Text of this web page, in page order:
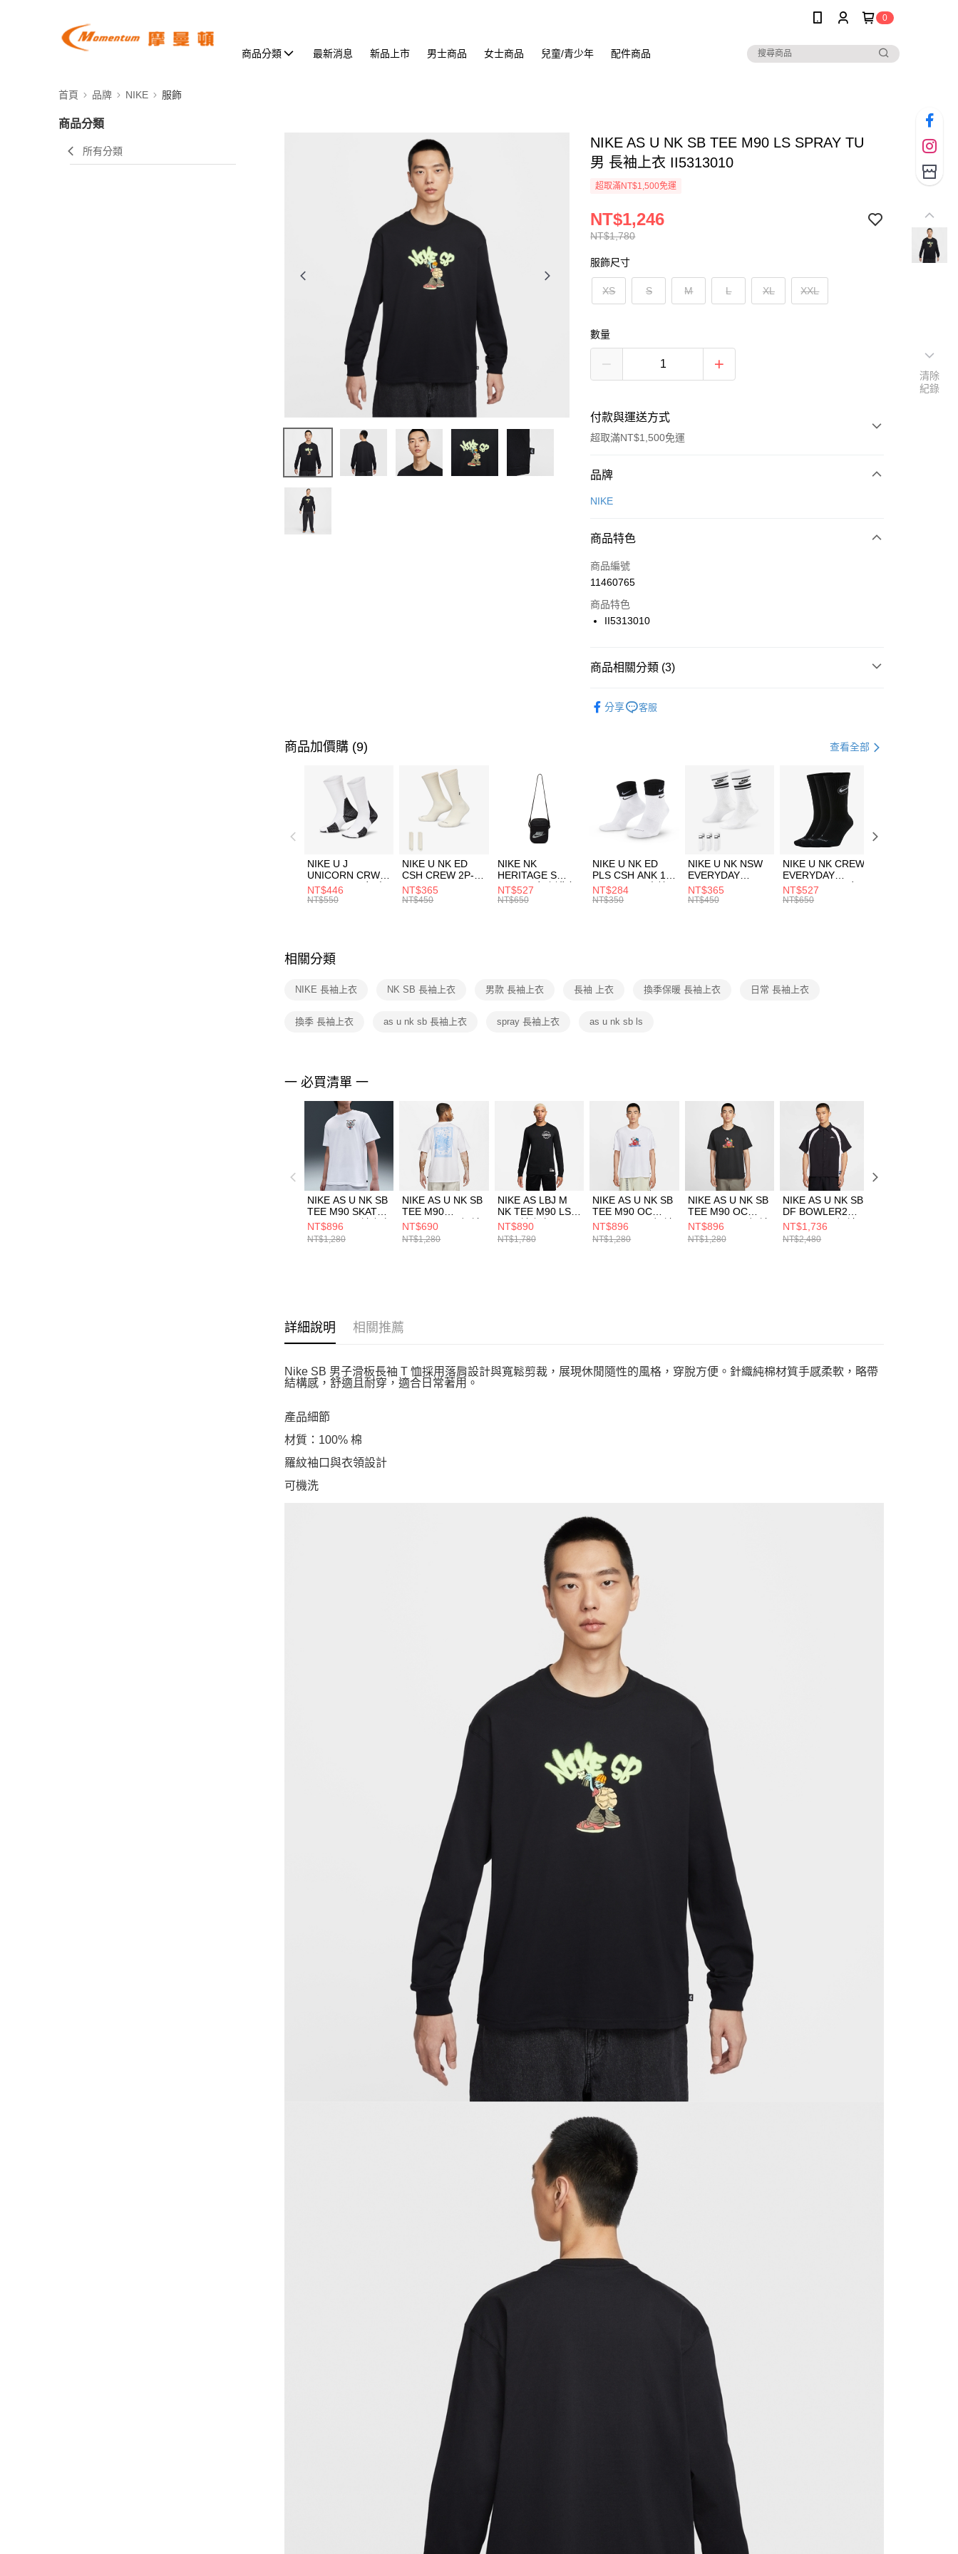
0
商品分類 最新消息 新品上市 男士商品 女士商品 兒童/青少年 配件商品
首頁 品牌 NIKE 服飾
商品分類
所有分類
NIKE AS U NK SB TEE M90 LS SPRAY TU
男 長袖上衣 II5313010
超取滿NT$1,500免運
NT$1,780
NT$1,246
服飾尺寸
XS S M L XL XXL
數量
付款與運送方式
超取滿NT$1,500免運
付款方式
信用卡一次付款
合作金庫商業銀行
華南商業銀行
上海商業儲蓄銀行
國泰世華商業銀行
聯邦商業銀行
台新國際商業銀行
LINE Pay
Apple Pay
【關於「AFTEE先享後付」】
３．安心：先確認商品／服務後，再付款。
【「AFTEE先享後付」結帳流程】
１．於結帳方式選擇「AFTEE先享後付」後，將跳轉至「AFTEE先享後
付」結帳頁面，進行簡訊認證並確認金額後，即可完成結帳。
２．訂單成立數日內，您將收到繳費通知簡訊。
３．收到繳費通知簡訊後14天內，點擊此簡訊中的連結，可透過四大超商
／ATM／網路銀行／等多元方式進行付款，方視為交易完成。
※ 請注意：結帳手續完成當下不需立刻繳費，但若您需要取消訂單，請聯
絡購買商品的店家。未經商家同意取消之訂單仍視為有效，需透過AFTEE
先享後付繳納相關費用。
交易，需依本服務之必要範圍內提供個人資料，並將交易相關給付款項請
２．關於個人資料處理事宜，請瀏覽以下網址：
結果請求用戶進行身份認證。
５．嚴禁一人註冊多個帳號或使用他人資訊註冊。若發現惡意使用之情
形，恩沛科技股份有限公司將有權停止該用戶之使用額度並採取法律行
動。
每筆NT$100，滿NT$1,500(含以上)免運費
每筆NT$100，滿NT$1,500(含以上)免運費
付款後門市自取
每筆NT$100，滿NT$1,500(含以上)免運費
品牌
NIKE
商品特色
商品編號
11460765
商品特色
II5313010
商品相關分類 (3)
分享 客服
商品加價購 (9) 查看全部
NIKE U J
UNICORN CRW
1PR -160 男女 中
統襪 FZ3393100
NT$446
NT$550
NIKE U NK ED
CSH CREW 2P-
144 EMBRDY 男
女 短統襪
NT$365
NT$450
NIKE NK
HERITAGE S
SMIT 男女 側背包
BA5871010
NT$527
NT$650
NIKE U NK ED
PLS CSH ANK 1P
144 DBL 男 中統
襪 DH4058104
NT$284
NT$350
NIKE U NK NSW
EVERYDAY
ESSENTIAL CR
男女 短統襪
NT$365
NT$450
NIKE U NK CREW
EVERYDAY
BBALL 3PR 男女
長統襪
NT$527
NT$650
相關分類
NIKE 長袖上衣 NK SB 長袖上衣 男款 長袖上衣 長袖 上衣 換季保暖 長袖上衣 日常 長袖上衣
換季 長袖上衣 as u nk sb 長袖上衣 spray 長袖上衣 as u nk sb ls
一 必買清單 一
NIKE AS U NK SB
TEE M90 SKATE
CHAR 男 長袖上衣
HV2189100
NT$896
NT$1,280
NIKE AS U NK SB
TEE M90
DRAGON 男 短袖
上衣 FQ3720100
NT$690
NT$1,280
NIKE AS LBJ M
NK TEE M90 LS
男 長袖上衣
HF6192010
NT$890
NT$1,780
NIKE AS U NK SB
TEE M90 OC
FLIP PHO 男 短袖
上衣 HV1303100
NT$896
NT$1,280
NIKE AS U NK SB
TEE M90 OC
FLIP PHO 男 短袖
上衣 HV1303010
NT$896
NT$1,280
NIKE AS U NK SB
DF BOWLER2
WVN SS 男 短袖
上衣 HJ2959010
NT$1,736
NT$2,480
詳細說明 相關推薦
Nike SB 男子滑板長袖 T 恤採用落肩設計與寬鬆剪裁，展現休閒隨性的風格，穿脫方便。針織純棉材質手感柔軟，略帶
結構感，舒適且耐穿，適合日常著用。
產品細節
材質：100% 棉
羅紋袖口與衣領設計
可機洗
清除
紀錄